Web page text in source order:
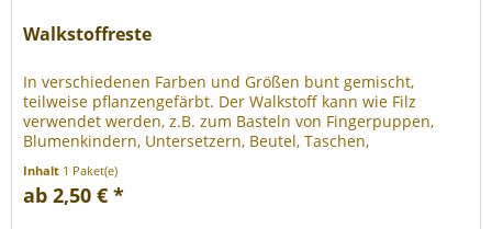
Walkstoffreste
In verschiedenen Farben und Größen bunt gemischt,
teilweise pflanzengefärbt. Der Walkstoff kann wie Filz
verwendet werden, z.B. zum Basteln von Fingerpuppen,
Blumenkindern, Untersetzern, Beutel, Taschen,
Inhalt 1 Paket(e)
ab 2,50 € *